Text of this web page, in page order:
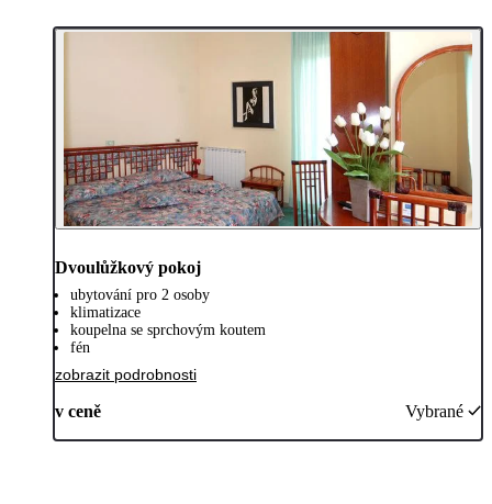
Dvoulůžkový pokoj
ubytování pro 2 osoby
klimatizace
koupelna se sprchovým koutem
fén
zobrazit podrobnosti
v ceně Vybrané